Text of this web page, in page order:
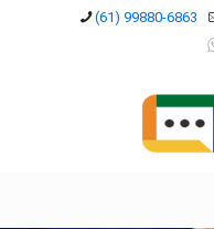
(61) 99880-6863